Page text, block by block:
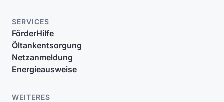
SERVICES
FörderHilfe
Öltankentsorgung
Netzanmeldung
Energieausweise
WEITERES